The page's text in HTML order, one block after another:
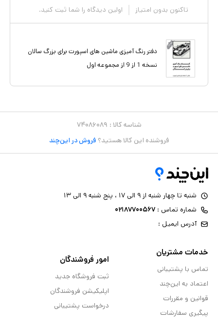
تاکنون بدون امتیاز اولین دیدگاه را شما ثبت کنید.
دفتر رنگ آمیزی ماشین های اسپورت برای بزرگ سالان
نسخه 1 از 9 از مجموعه اول
شناسه کالا : ۷۴۰۸۶۰۸۹
فروشنده این کالا هستید؟ فروش در این‌چند
شنبه تا چهار شنبه از ۹ الی ۱۷ ، پنج شنبه ۹ الی ۱۳
شماره تماس : ۰۲۱۸۷۷۰۰۵۶۷
آدرس ایمیل :
خدمات مشتریان
تماس با پشتیبانی
اعتماد به این‌چند
قوانین و مقررات
پیگیری سفارشات
امور فروشندگان
ثبت فروشگاه جدید
اپلیکیشن فروشندگان
درخواست پشتیبانی